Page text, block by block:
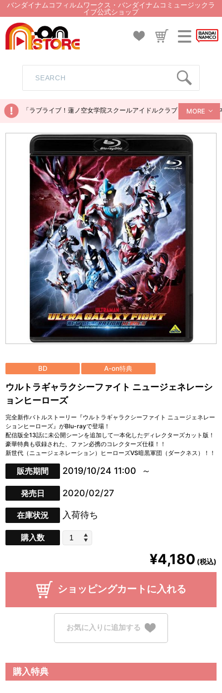
バンダイナムコフィルムワークス・バンダイナムコミュージックラ
イブ公式ショップ
「ラブライブ！蓮ノ空女学院スクールアイドルクラブ ぬいぐるみ
MORE
BD A-on特典
ウルトラギャラクシーファイト ニュージェネレーシ
ョンヒーローズ
完全新作バトルストーリー『ウルトラギャラクシーファイト ニュージェネレー
ションヒーローズ』がBlu-rayで登場！
配信版全13話に未公開シーンを追加して一本化したディレクターズカット版！
豪華特典も収録された、ファン必携のコレクターズ仕様！！
新世代（ニュージェネレーション）ヒーローズVS暗黒軍団（ダークネス）！！
販売期間 2019/10/24 11:00
発売日 2020/02/27
在庫状況 入荷待ち
購入数
¥4,180 (税込)
ショッピングカートに入れる
お気に入りに追加する
購入特典